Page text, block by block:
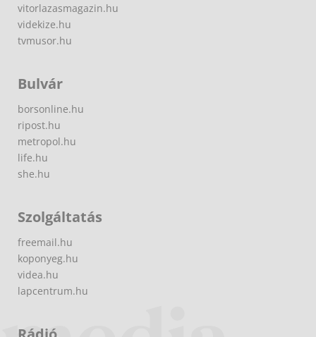
vitorlazasmagazin.hu
videkize.hu
tvmusor.hu
Bulvár
borsonline.hu
ripost.hu
metropol.hu
life.hu
she.hu
Szolgáltatás
freemail.hu
koponyeg.hu
videa.hu
lapcentrum.hu